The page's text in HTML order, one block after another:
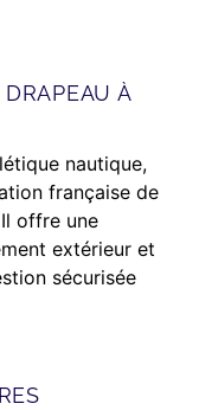
À
nautique,
française de
offre une
extérieur et
sécurisée